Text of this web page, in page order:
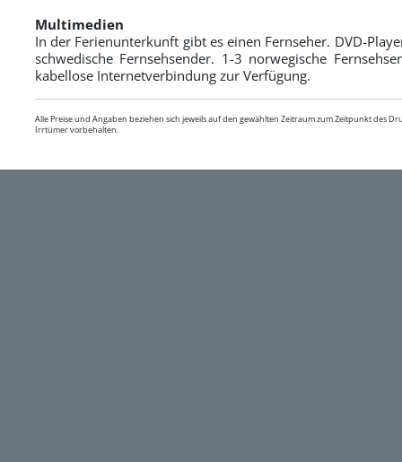
Multimedien
In der Ferienunterkunft gibt es einen Fernseher. DVD-
schwedische Fernsehsender. 1-3 norwegische
kabellose Internetverbindung zur Verfügung.
Alle Preise und Angaben beziehen sich jeweils auf den gewählten Zeitraum zum Zeitpunkt des
Irrtümer vorbehalten.